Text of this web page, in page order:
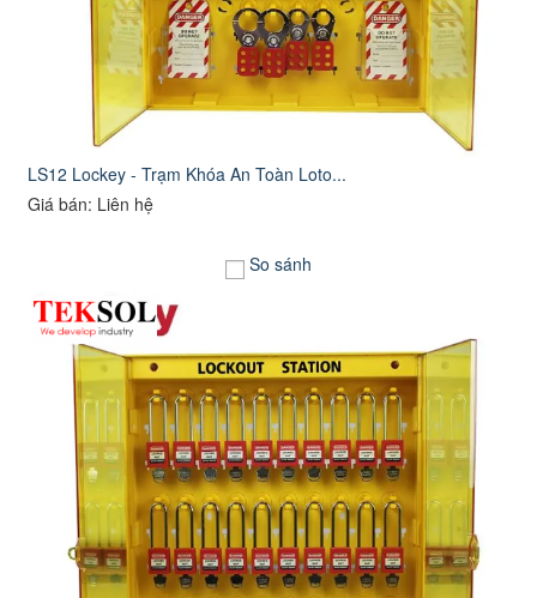
LS12 Lockey - Trạm Khóa An Toàn Loto...
Giá bán: Liên hệ
So sánh